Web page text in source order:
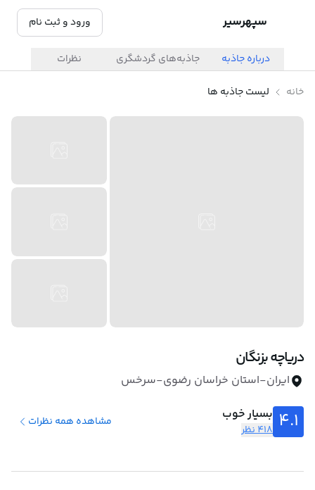
سپهرسیر ورود و ثبت نام
درباره جاذبه جاذبه‌های گردشگری نظرات
خانه لیست جاذبه ها
دریاچه بزنگان
ایران-استان خراسان رضوی-سرخس
4.1 بسیار خوب
418 نظر
مشاهده همه نظرات